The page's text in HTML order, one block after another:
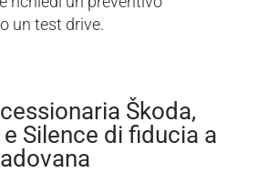
un test drive.
Škoda,
Silence di fiducia a